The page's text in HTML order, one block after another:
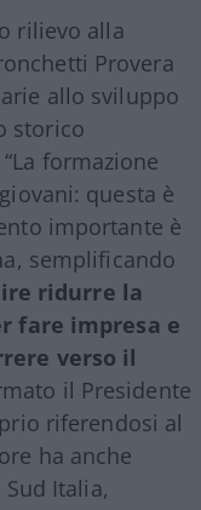
rilievo alla
Provera
allo sviluppo
storico
formazione
questa è
importante è
semplificando
ridurre la
fare impresa e
verso il
il Presidente
riferendosi al
ha anche
Italia,